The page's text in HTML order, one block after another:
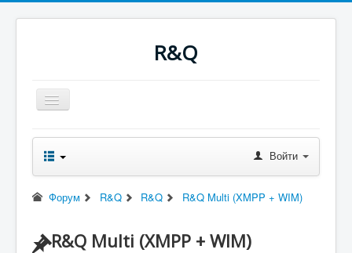
R&Q
Включить/
выключить
Последнее
Скачать
RQводство
Войти
Форум R&Q R&Q R&Q Multi (XMPP + WIM)
R&Q Multi (XMPP + WIM)